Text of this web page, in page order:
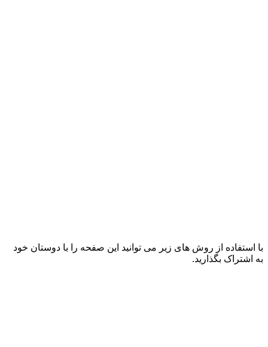
با استفاده از روش های زیر می توانید این صفحه را با دوستان خود
به اشتراک بگذارید.